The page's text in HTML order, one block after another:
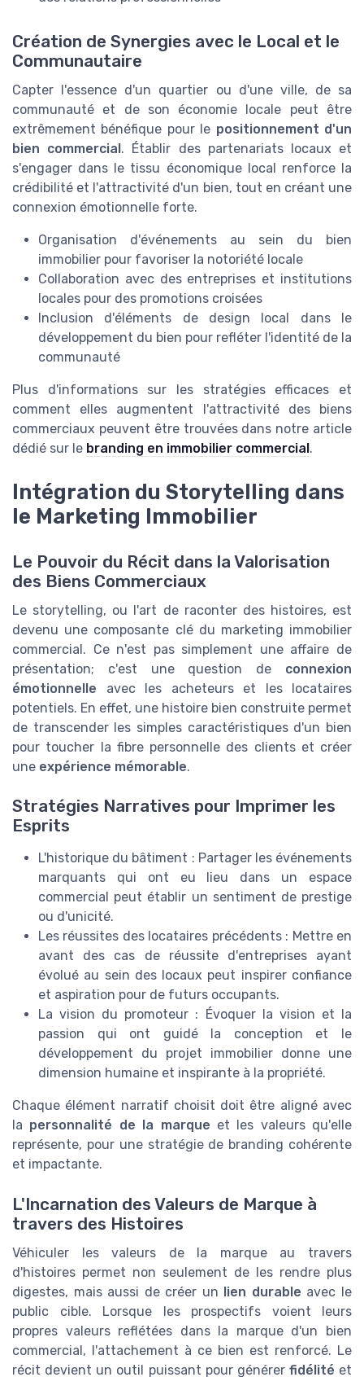
Création de Synergies avec le Local et le
Communautaire
Capter l'essence d'un quartier ou d'une ville, de sa
communauté et de son économie locale peut être
extrêmement bénéfique pour le positionnement d'un
bien commercial. Établir des partenariats locaux et
s'engager dans le tissu économique local renforce la
crédibilité et l'attractivité d'un bien, tout en créant une
connexion émotionnelle forte.
Organisation d'événements au sein du bien
immobilier pour favoriser la notoriété locale
Collaboration avec des entreprises et institutions
locales pour des promotions croisées
Inclusion d'éléments de design local dans le
développement du bien pour refléter l'identité de la
communauté
Plus d'informations sur les stratégies efficaces et
comment elles augmentent l'attractivité des biens
commerciaux peuvent être trouvées dans notre article
dédié sur le branding en immobilier commercial.
Intégration du Storytelling dans
le Marketing Immobilier
Le Pouvoir du Récit dans la Valorisation
des Biens Commerciaux
Le storytelling, ou l'art de raconter des histoires, est
devenu une composante clé du marketing immobilier
commercial. Ce n'est pas simplement une affaire de
présentation; c'est une question de connexion
émotionnelle avec les acheteurs et les locataires
potentiels. En effet, une histoire bien construite permet
de transcender les simples caractéristiques d'un bien
pour toucher la fibre personnelle des clients et créer
une expérience mémorable.
Stratégies Narratives pour Imprimer les
Esprits
L'historique du bâtiment : Partager les événements
marquants qui ont eu lieu dans un espace
commercial peut établir un sentiment de prestige
ou d'unicité.
Les réussites des locataires précédents : Mettre en
avant des cas de réussite d'entreprises ayant
évolué au sein des locaux peut inspirer confiance
et aspiration pour de futurs occupants.
La vision du promoteur : Évoquer la vision et la
passion qui ont guidé la conception et le
développement du projet immobilier donne une
dimension humaine et inspirante à la propriété.
Chaque élément narratif choisit doit être aligné avec
la personnalité de la marque et les valeurs qu'elle
représente, pour une stratégie de branding cohérente
et impactante.
L'Incarnation des Valeurs de Marque à
travers des Histoires
Véhiculer les valeurs de la marque au travers
d'histoires permet non seulement de les rendre plus
digestes, mais aussi de créer un lien durable avec le
public cible. Lorsque les prospectifs voient leurs
propres valeurs reflétées dans la marque d'un bien
commercial, l'attachement à ce bien est renforcé. Le
récit devient un outil puissant pour générer fidélité et